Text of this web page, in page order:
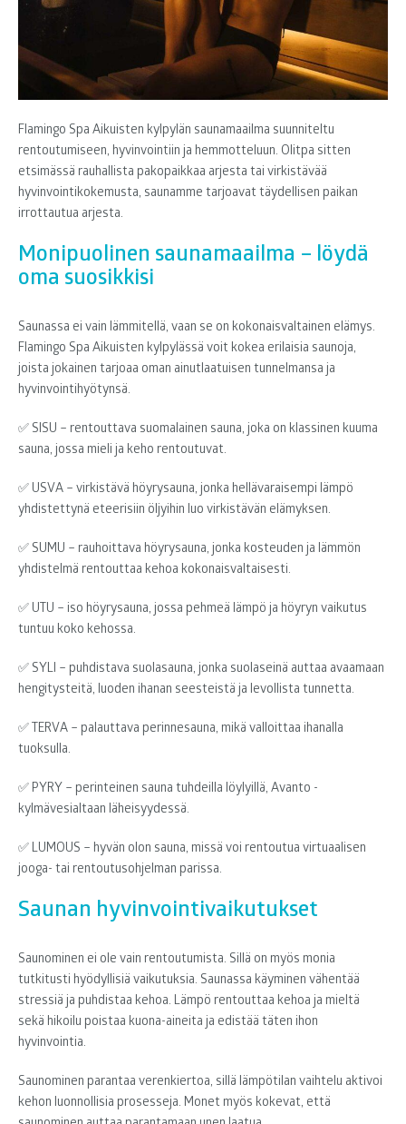
Flamingo Spa Aikuisten kylpylän saunamaailma suunniteltu
rentoutumiseen, hyvinvointiin ja hemmotteluun. Olitpa sitten
etsimässä rauhallista pakopaikkaa arjesta tai virkistävää
hyvinvointikokemusta, saunamme tarjoavat täydellisen paikan
irrottautua arjesta.
Monipuolinen saunamaailma – löydä
oma suosikkisi
Saunassa ei vain lämmitellä, vaan se on kokonaisvaltainen elämys.
Flamingo Spa Aikuisten kylpylässä voit kokea erilaisia saunoja,
joista jokainen tarjoaa oman ainutlaatuisen tunnelmansa ja
hyvinvointihyötynsä.
✅ SISU – rentouttava suomalainen sauna, joka on klassinen kuuma
sauna, jossa mieli ja keho rentoutuvat.
✅ USVA – virkistävä höyrysauna, jonka hellävaraisempi lämpö
yhdistettynä eteerisiin öljyihin luo virkistävän elämyksen.
✅ SUMU – rauhoittava höyrysauna, jonka kosteuden ja lämmön
yhdistelmä rentouttaa kehoa kokonaisvaltaisesti.
✅ UTU – iso höyrysauna, jossa pehmeä lämpö ja höyryn vaikutus
tuntuu koko kehossa.
✅ SYLI – puhdistava suolasauna, jonka suolaseinä auttaa avaamaan
hengitysteitä, luoden ihanan seesteistä ja levollista tunnetta.
✅ TERVA – palauttava perinnesauna, mikä valloittaa ihanalla
tuoksulla.
✅ PYRY – perinteinen sauna tuhdeilla löylyillä, Avanto -
kylmävesialtaan läheisyydessä.
✅ LUMOUS – hyvän olon sauna, missä voi rentoutua virtuaalisen
jooga- tai rentoutusohjelman parissa.
Saunan hyvinvoin­ti­vai­kutukset
Saunominen ei ole vain rentoutumista. Sillä on myös monia
tutkitusti hyödyllisiä vaikutuksia. Saunassa käyminen vähentää
stressiä ja puhdistaa kehoa. Lämpö rentouttaa kehoa ja mieltä
sekä hikoilu poistaa kuona-aineita ja edistää täten ihon
hyvinvointia.
Saunominen parantaa verenkiertoa, sillä lämpötilan vaihtelu aktivoi
kehon luonnollisia prosesseja. Monet myös kokevat, että